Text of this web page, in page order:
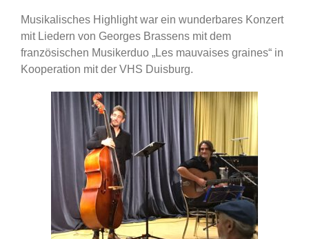
Musikalisches Highlight war ein wunderbares Konzert
mit Liedern von Georges Brassens mit dem
französischen Musikerduo „Les mauvaises graines“ in
Kooperation mit der VHS Duisburg.